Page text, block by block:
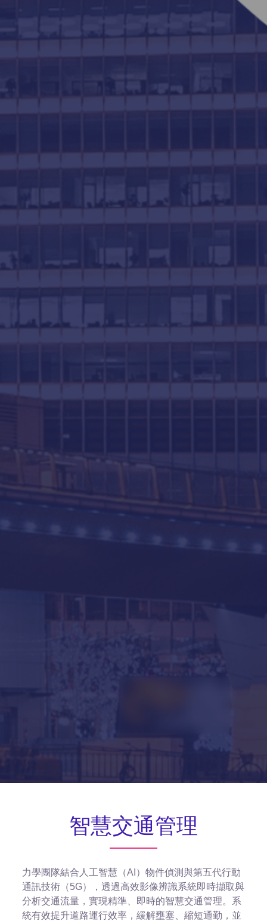
智慧交通管理
力學團隊結合人工智慧（AI）物件偵測與第五代行動
通訊技術（5G），透過高效影像辨識系統即時擷取與
分析交通流量，實現精準、即時的智慧交通管理。系
統有效提升道路運行效率，緩解壅塞、縮短通勤，並